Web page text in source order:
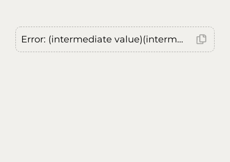
Error: (intermediate value)(intermediate value)(intermediate value).replaceAll is not a function